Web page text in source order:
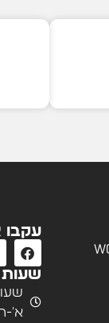
עקבו
א'-ה' 09:00 -